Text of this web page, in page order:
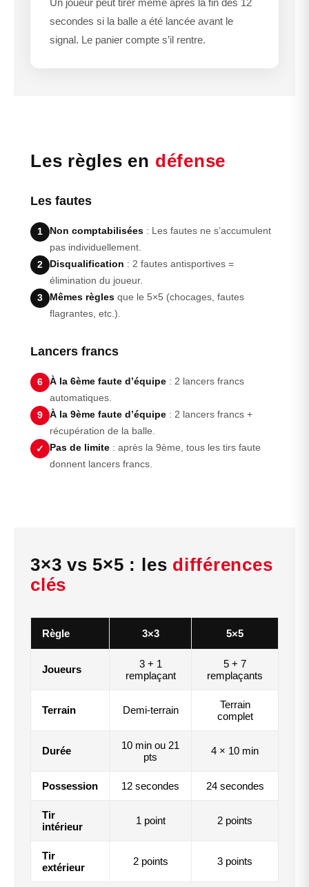
secondes si la balle a été lancée avant le
signal. Le panier compte s’il rentre.
Les règles en défense
Les fautes
1 Non comptabilisées : Les fautes ne s’accumulent
pas individuellement.
2 Disqualification : 2 fautes antisportives =
élimination du joueur.
3 Mêmes règles que le 5×5 (chocages, fautes
flagrantes, etc.).
Lancers francs
6 À la 6ème faute d’équipe : 2 lancers francs
automatiques.
9 À la 9ème faute d’équipe : 2 lancers francs +
récupération de la balle.
✓ Pas de limite : après la 9ème, tous les tirs faute
donnent lancers francs.
3×3 vs 5×5 : les différences
clés
Règle 3×3 5×5
Joueurs
3 + 1
remplaçant
5 + 7
remplaçants
Terrain Demi-terrain
Terrain
complet
Durée
10 min ou 21
pts
4 × 10 min
Possession 12 secondes 24 secondes
Tir
intérieur
1 point 2 points
Tir
extérieur
2 points 3 points